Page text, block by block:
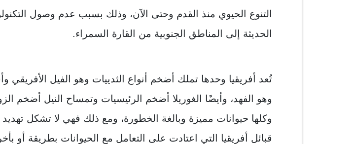
التنوع الحيوي منذ القدم وحتى الآن، وذلك بسبب عدم وصول
الحديثة إلى المناطق الجنوبية من القارة السمراء.
تُعد أفريقيا وحدها تملك أضخم أنواع الثدييات وهو الفيل الأفريقي
وهو الفهد، وأيضًا الغوريلا أضخم الرئيسيات وتمساح النيل أضخم
وكلها حيوانات مميزة وبالغة الخطورة، ومع ذلك فهي لا تشكل تهديد
قبائل أفريقيا التي اعتادت على التعامل مع الحيوانات بطريقة أو